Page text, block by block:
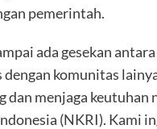
pemerintah.
ada gesekan
komunitas
dan menjaga keutuhan
(NKRI). Kami